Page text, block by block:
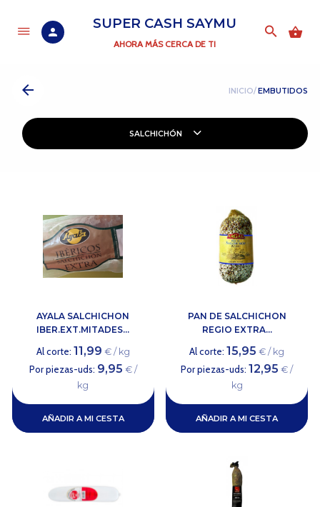
SUPER CASH SAYMU
AHORA MÁS CERCA DE TI
INICIO/EMBUTIDOS
SALCHICHÓN
AYALA SALCHICHON
IBER.EXT.MITADES...
Al corte: 11,99 € / kg
Por piezas-uds: 9,95 € /
kg
AÑADIR A MI CESTA
PAN DE SALCHICHON
REGIO EXTRA...
Al corte:15,95 € / kg
Por piezas-uds:12,95 € /
kg
AÑADIR A MI CESTA